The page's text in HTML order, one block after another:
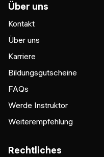
Über uns
Kontakt
Über uns
Karriere
Bildungsgutscheine
FAQs
Werde Instruktor
Weiterempfehlung
Rechtliches